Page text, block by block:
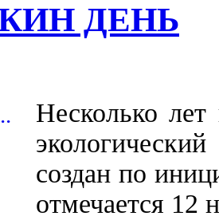
ДЕНЬ
Несколько
создан по
отмечается 12